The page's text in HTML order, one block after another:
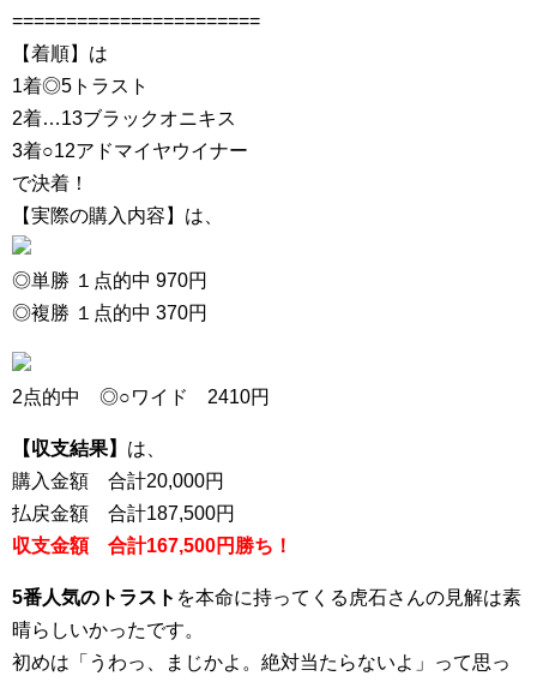
=======================
【着順】は
1着◎5トラスト
2着…13ブラックオニキス
3着○12アドマイヤウイナー
で決着！
【実際の購入内容】は、
◎単勝 １点的中 970円
◎複勝 １点的中 370円
2点的中 ◎○ワイド 2410円
【収支結果】 は、
購入金額 合計20,000円
払戻金額 合計187,500円
収支金額 合計167,500円勝ち！
5番人気のトラスト を本命に持ってくる虎石さんの見解は素
晴らしいかったです。
初めは「うわっ、まじかよ。絶対当たらないよ」って思っ